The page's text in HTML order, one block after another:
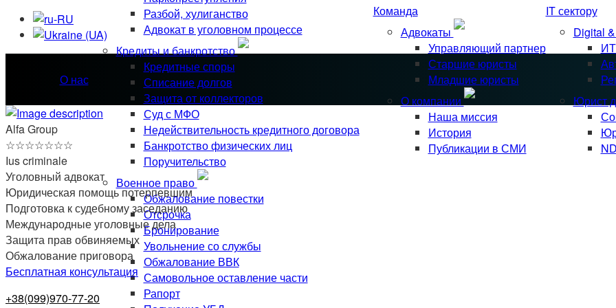
О нас
Разбой, хулиганство
Адвокат в уголовном процессе
Кредиты и банкротство
Кредитные споры
Списание долгов
Защита от коллекторов
Суд с МФО
Недействительность кредитного договора
Банкротство физических лиц
Поручительство
Военное право
Обжалование повестки
Отсрочка
Бронирование
Увольнение со службы
Обжалование ВВК
Самовольное оставление части
Рапорт
Команда
Адвокаты
Управляющий партнер
Старшие юристы
Младшие юристы
О компании
Наша миссия
История
Публикации в СМИ
IT сектору
Digital
Юрист
Alfa Group
☆☆☆☆☆☆☆
Ius criminale
Уголовный адвокат
Юридическая помощь потерпевшим
Подготовка к судебному заседанию
Международные уголовные дела
Защита прав обвиняемых
Обжалование приговора
Бесплатная консультация
+38(099)970-77-20